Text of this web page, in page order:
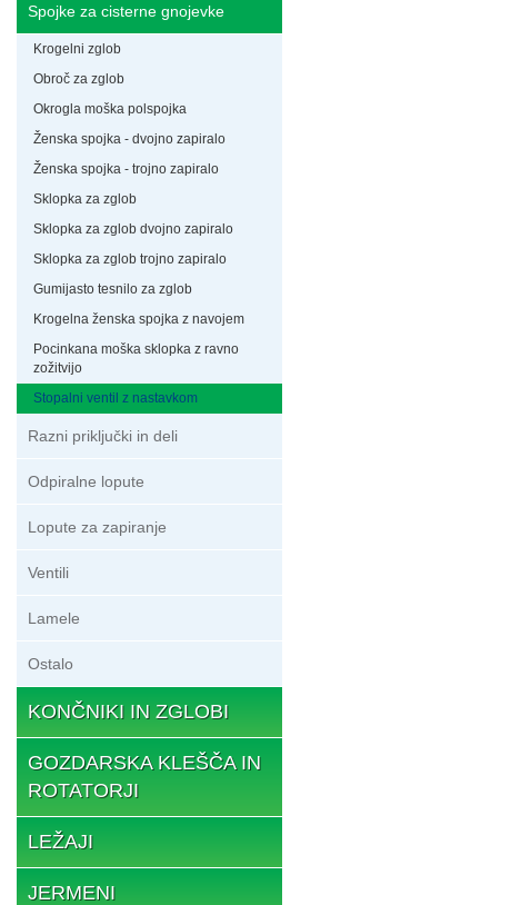
Spojke za cisterne gnojevke
Krogelni zglob
Obroč za zglob
Okrogla moška polspojka
Ženska spojka - dvojno zapiralo
Ženska spojka - trojno zapiralo
Sklopka za zglob
Sklopka za zglob dvojno zapiralo
Sklopka za zglob trojno zapiralo
Gumijasto tesnilo za zglob
Krogelna ženska spojka z navojem
Pocinkana moška sklopka z ravno
zožitvijo
Stopalni ventil z nastavkom
Razni priključki in deli
Odpiralne lopute
Lopute za zapiranje
Ventili
Lamele
Ostalo
KONČNIKI IN ZGLOBI
GOZDARSKA KLEŠČA IN
ROTATORJI
LEŽAJI
JERMENI